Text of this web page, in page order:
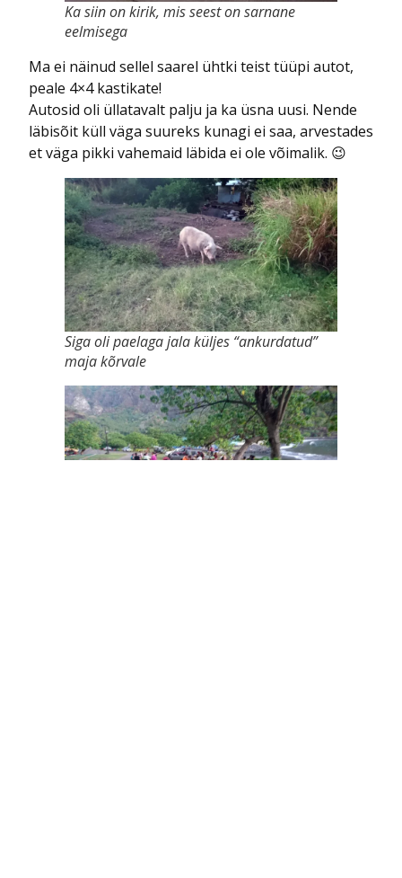
Ka siin on kirik, mis seest on sarnane
eelmisega
Ma ei näinud sellel saarel ühtki teist tüüpi autot,
peale 4×4 kastikate!
Autosid oli üllatavalt palju ja ka üsna uusi. Nende
läbisõit küll väga suureks kunagi ei saa, arvestades
et väga pikki vahemaid läbida ei ole võimalik. 😉
Siga oli paelaga jala küljes “ankurdatud”
maja kõrvale